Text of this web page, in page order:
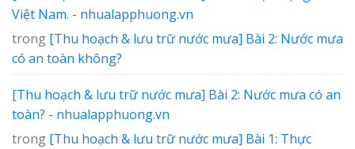
Việt Nam. - nhualapphuong.vn
trong [Thu hoạch & lưu trữ nước mưa] Bài 2: Nước mưa
có an toàn không?
[Thu hoạch & lưu trữ nước mưa] Bài 2: Nước mưa có an
toàn? - nhualapphuong.vn
trong [Thu hoạch & lưu trữ nước mưa] Bài 1: Thực